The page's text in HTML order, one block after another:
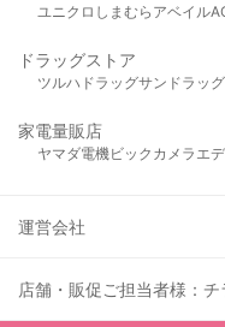
ユニクロ しまむら アベイル
ドラッグストア
ツルハドラッグサンドラッグ
家電量販店
ヤマダ電機ビックカメラ エ
運営会社
店舗・販促ご担当者様：